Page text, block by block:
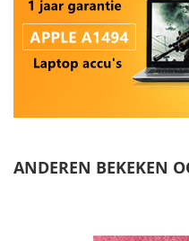
ANDEREN BEKEKEN